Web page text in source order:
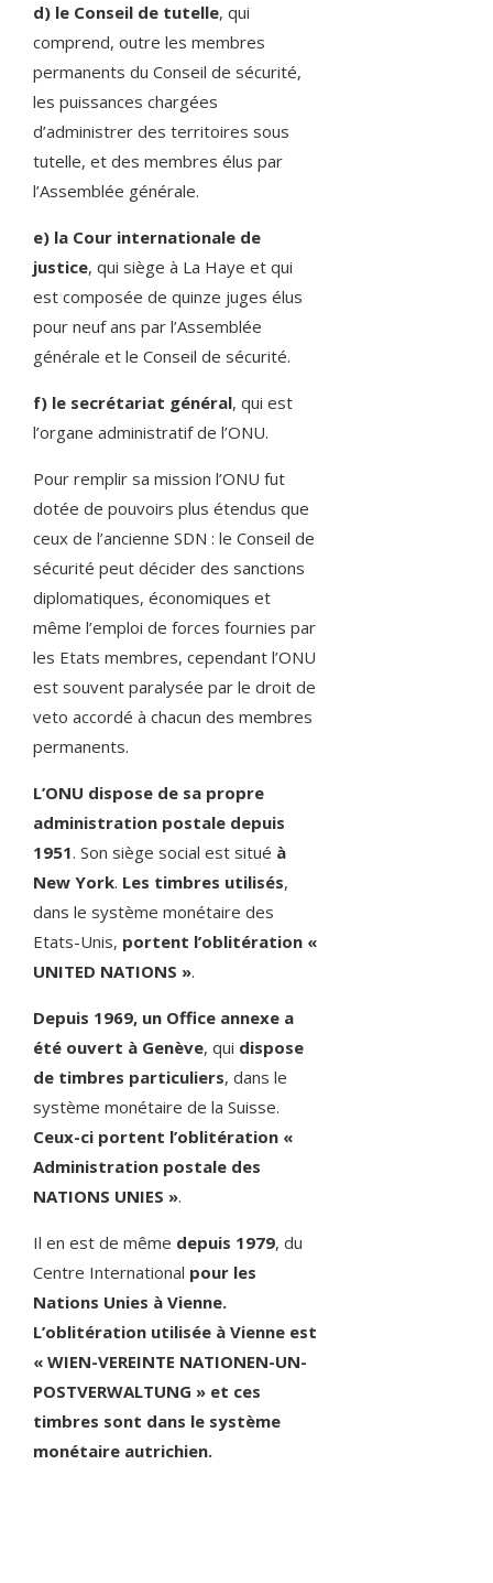
d) le Conseil de tutelle, qui
comprend, outre les membres
permanents du Conseil de sécurité,
les puissances chargées
d’administrer des territoires sous
tutelle, et des membres élus par
l’Assemblée générale.
e) la Cour internationale de
justice, qui siège à La Haye et qui
est composée de quinze juges élus
pour neuf ans par l’Assemblée
générale et le Conseil de sécurité.
f) le secrétariat général, qui est
l’organe administratif de l’ONU.
Pour remplir sa mission l’ONU fut
dotée de pouvoirs plus étendus que
ceux de l’ancienne SDN : le Conseil de
sécurité peut décider des sanctions
diplomatiques, économiques et
même l’emploi de forces fournies par
les Etats membres, cependant l’ONU
est souvent paralysée par le droit de
veto accordé à chacun des membres
permanents.
L’ONU dispose de sa propre
administration postale depuis
1951. Son siège social est situé à
New York. Les timbres utilisés,
dans le système monétaire des
Etats-Unis, portent l’oblitération «
UNITED NATIONS ».
Depuis 1969, un Office annexe a
été ouvert à Genève, qui dispose
de timbres particuliers, dans le
système monétaire de la Suisse.
Ceux-ci portent l’oblitération «
Administration postale des
NATIONS UNIES ».
Il en est de même depuis 1979, du
Centre International pour les
Nations Unies à Vienne.
L’oblitération utilisée à Vienne est
« WIEN-VEREINTE NATIONEN-UN-
POSTVERWALTUNG »et ces
timbres sont dans le système
monétaire autrichien.